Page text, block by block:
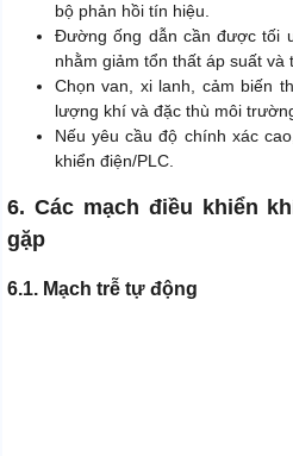
bộ phản hồi tín hiệu.
Đường ống dẫn cần được tối
nhằm giảm tổn thất áp suất và
Chọn van, xi lanh, cảm biến
lượng khí và đặc thù môi
Nếu yêu cầu độ chính xác
khiển điện/PLC.
6. Các mạch điều khiển
gặp
6.1. Mạch trễ tự động